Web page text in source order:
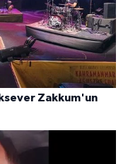
Zakkum'un